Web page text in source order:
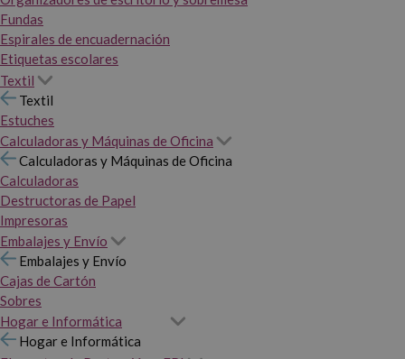
Fundas
Espirales de encuadernación
Etiquetas escolares
Textil
Textil
Estuches
Calculadoras y Máquinas de Oficina
Calculadoras y Máquinas de Oficina
Calculadoras
Destructoras de Papel
Impresoras
Embalajes y Envío
Embalajes y Envío
Cajas de Cartón
Sobres
Hogar e Informática
Hogar e Informática